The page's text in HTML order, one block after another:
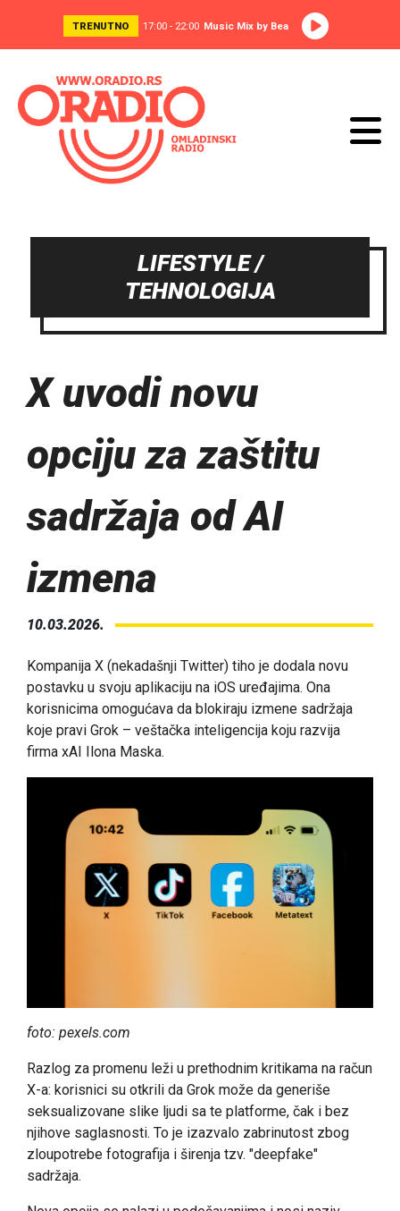
TRENUTNO 17:00 - 22:00 Music Mix by Bea
LIFESTYLE /
TEHNOLOGIJA
X uvodi novu
opciju za zaštitu
sadržaja od AI
izmena
10.03.2026.
Kompanija X (nekadašnji Twitter) tiho je dodala novu
postavku u svoju aplikaciju na iOS uređajima. Ona
korisnicima omogućava da blokiraju izmene sadržaja
koje pravi Grok – veštačka inteligencija koju razvija
firma xAI Ilona Maska.
foto: pexels.com
Razlog za promenu leži u prethodnim kritikama na račun
X-a: korisnici su otkrili da Grok može da generiše
seksualizovane slike ljudi sa te platforme, čak i bez
njihove saglasnosti. To je izazvalo zabrinutost zbog
zloupotrebe fotografija i širenja tzv. "deepfake"
sadržaja.